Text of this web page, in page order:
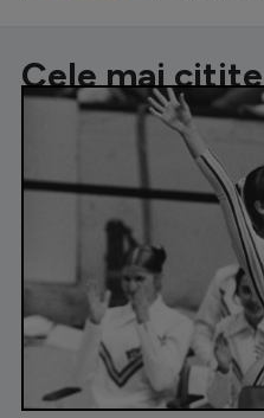
Cele mai citite